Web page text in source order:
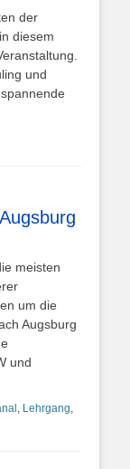
der
diesem
und
meisten
um die
Augsburg
und
, Lehrgang,